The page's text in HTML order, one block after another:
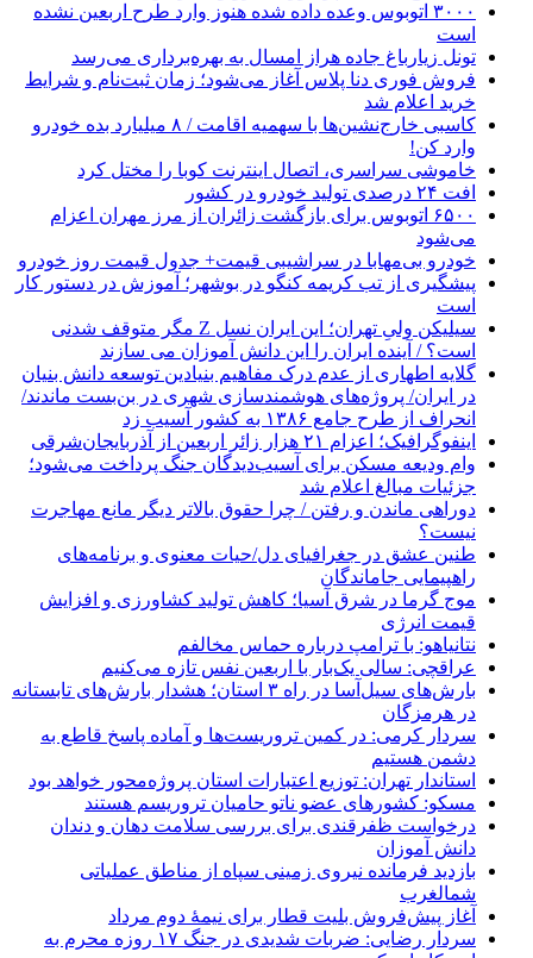
۳۰۰۰ اتوبوس وعده داده شده هنوز وارد طرح اربعین نشده
است
تونل زیارباغ جاده هراز امسال به بهره‌برداری می‌رسد
فروش فوری دنا پلاس آغاز می‌شود؛ زمان ثبت‌نام و شرایط
خرید اعلام شد
کاسبی خارج‌نشین‌ها با سهمیه اقامت / ۸ میلیارد بده خودرو
وارد کن!
خاموشی سراسری، اتصال اینترنت کوبا را مختل کرد
افت ۲۴ درصدی تولید خودرو در کشور
۶۵۰۰ اتوبوس برای بازگشت زائران از مرز مهران اعزام
می‌شود
خودرو بی‌مهابا در سراشیبی قیمت+ جدول قیمت روز خودرو
پیشگیری از تب کریمه کنگو در بوشهر؛ آموزش در دستور کار
است
سیلیکن ولیِ تهران؛ این ایران نسل Z مگر متوقف شدنی
است؟ / آینده ایران را این دانش آموزان می سازند
گلایه اطهاری از عدم درک مفاهیم بنیادین توسعه دانش بنیان
در ایران/ پروژه‌های هوشمندسازی شهری در بن‌بست ماندند/
انحراف از طرح جامع ۱۳۸۶ به کشور آسیب زد
اینفوگرافیک؛ اعزام ۲۱ هزار زائر اربعین از آذربایجان‌شرقی
وام ودیعه مسکن برای آسیب‌دیدگان جنگ پرداخت می‌شود؛
جزئیات مبالغ اعلام شد
دوراهی ماندن و رفتن / چرا حقوق بالاتر دیگر مانع مهاجرت
نیست؟
طنین عشق در جغرافیای دل/حیات معنوی و برنامه‌های
راهپیمایی جاماندگان
موج گرما در شرق آسیا؛ کاهش تولید کشاورزی و افزایش
قیمت انرژی
نتانیاهو: با ترامپ درباره حماس مخالفم
عراقچی: سالی یک‌بار با اربعین نفس تازه می‌کنیم
بارش‌های سیل‌آسا در راه ۳ استان؛ هشدار بارش‌های تابستانه
در هرمزگان
سردار کرمی: در کمین تروریست‌ها و آماده پاسخ قاطع به
دشمن هستیم
استاندار تهران: توزیع اعتبارات استان پروژه‌محور خواهد بود
مسکو: کشورهای عضو ناتو حامیان تروریسم هستند
درخواست ظفرقندی برای بررسی سلامت دهان و دندان
دانش آموزان
بازدید فرمانده نیروی زمینی سپاه از مناطق عملیاتی
شمالغرب
آغاز پیش‌فروش بلیت قطار برای نیمۀ دوم مرداد
سردار رضایی: ضربات شدیدی در جنگ ۱۷ روزه محرم به